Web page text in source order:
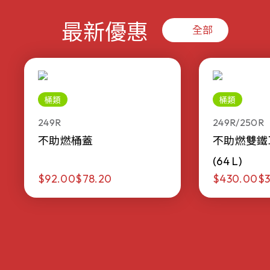
最新優惠 全部
桶類
249R
不助燃桶蓋
$92.00$78.20
桶類
249R/250R
不助燃雙
(64 L)
$430.00